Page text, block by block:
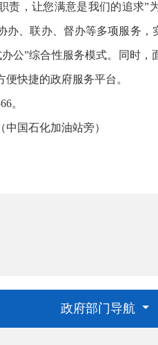
责，让您满意是我们的追求”
办、联办、督办等多项服务
公”综合性服务模式。同时
快捷的政府服务平台。
。
国石化加油站旁）
政府部门导航